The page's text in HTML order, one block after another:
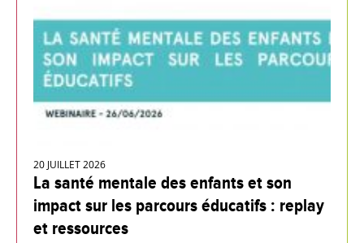
20 JUILLET 2026
La santé mentale des enfants et son
impact sur les parcours éducatifs : replay
et ressources